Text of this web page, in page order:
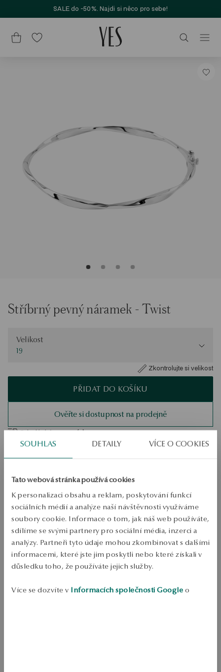
SOUHLAS DETAILY VÍCE O COOKIES
Tato webová stránka používá cookies
K personalizaci obsahu a reklam, poskytování funkcí
sociálních médií a analýze naší návštěvnosti využíváme
soubory cookie. Informace o tom, jak náš web používáte,
sdílíme se svými partnery pro sociální média, inzerci a
analýzy. Partneři tyto údaje mohou zkombinovat s dalšími
informacemi, které jste jim poskytli nebo které získali v
důsledku toho, že používáte jejich služby.
Více se dozvíte v Informacích společnosti Google o
SALE do -50%. Najdi si něco pro sebe!
Stříbrný pevný náramek - Twist
Velikost
19
Zkontrolujte si velikost
PŘIDAT DO KOŠÍKU
Ověřte si dostupnost na prodejně
Odeslání:1pracovní dny
Doprava zdarma od 1700 Kč
Bezplatné vrácení až do 100 dnů v YES Clubu
PODROBNOSTI
Typ výrobku: náramek náramek
Ryzost: 925
Délka: 19 cm
Styl: Klasický, Elegantní, Jemný